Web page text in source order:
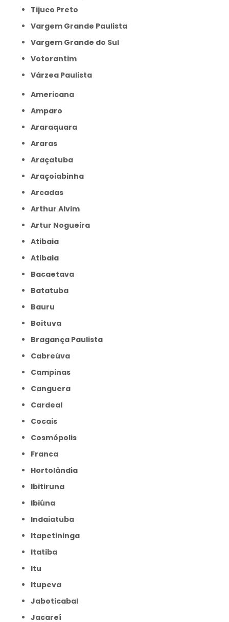
Tijuco Preto
Vargem Grande Paulista
Vargem Grande do Sul
Votorantim
Várzea Paulista
Americana
Amparo
Araraquara
Araras
Araçatuba
Araçoiabinha
Arcadas
Arthur Alvim
Artur Nogueira
Atibaia
Atibaia
Bacaetava
Batatuba
Bauru
Boituva
Bragança Paulista
Cabreúva
Campinas
Canguera
Cardeal
Cocais
Cosmópolis
Franca
Hortolândia
Ibitiruna
Ibiúna
Indaiatuba
Itapetininga
Itatiba
Itu
Itupeva
Jaboticabal
Jacareí